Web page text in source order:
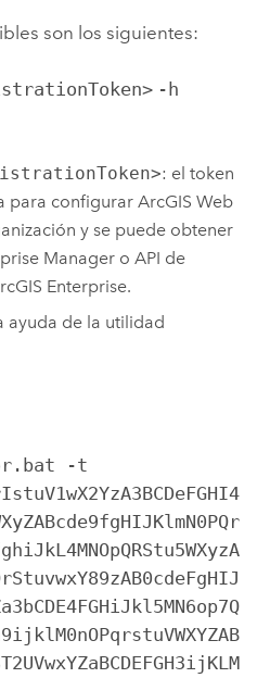
son los siguientes:
-h
: el token
para configurarArcGIS Web
y se puede obtener
Manager oAPI de
Enterprise.
ayuda de la utilidad
-t